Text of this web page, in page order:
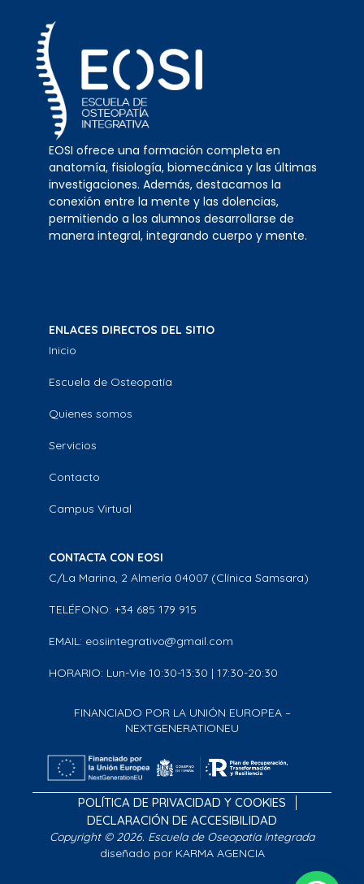
EOSI ofrece una formación completa en
anatomía, fisiología, biomecánica y las últimas
investigaciones. Además, destacamos la
conexión entre la mente y las dolencias,
permitiendo a los alumnos desarrollarse de
manera integral, integrando cuerpo y mente.
ENLACES DIRECTOS DEL SITIO
Inicio
Escuela de Osteopatía
Quienes somos
Servicios
Contacto
Campus Virtual
CONTACTA CON EOSI
C/La Marina, 2 Almería 04007 (Clínica Samsara)
TELÉFONO: +34 685 179 915
EMAIL: eosiintegrativo@gmail.com
HORARIO: Lun-Vie 10:30-13:30 | 17:30-20:30
FINANCIADO POR LA UNIÓN EUROPEA –
NEXTGENERATIONEU
POLÍTICA DE PRIVACIDAD Y COOKIES
DECLARACIÓN DE ACCESIBILIDAD
Copyright © 2026. Escuela de Oseopatía Integrada
diseñado por KARMA AGENCIA